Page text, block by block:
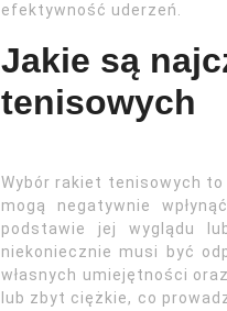
efektywność uderzeń.
Jakie są
tenisowych
Wybór rakiet tenisowych to
mogą negatywnie
podstawie jej wyglądu
niekoniecznie musi być
własnych umiejętności
lub zbyt ciężkie, co